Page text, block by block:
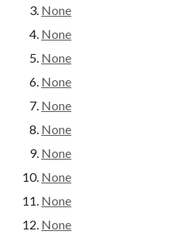
None
None
None
None
None
None
None
None
None
None